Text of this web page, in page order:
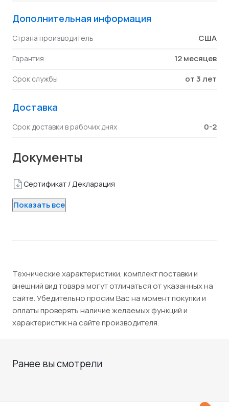
Дополнительная информация
Страна производитель США
Гарантия 12 месяцев
Срок службы от 3 лет
Доставка
Срок доставки в рабочих днях 0-2
Документы
Сертификат / Декларация
Показать все
Технические характеристики, комплект поставки и
внешний вид товара могут отличаться от указанных на
сайте. Убедительно просим Вас на момент покупки и
оплаты проверять наличие желаемых функций и
характеристик на сайте производителя.
Ранее вы смотрели